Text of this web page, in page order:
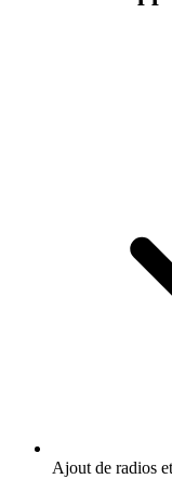
Ajout de radios